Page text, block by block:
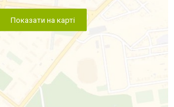
Показати на карті